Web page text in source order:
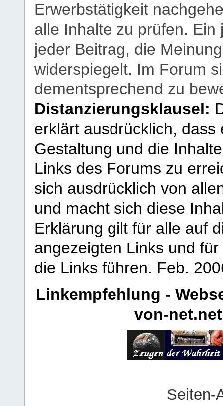
Erwerbstätigkeit
alle Inhalte zu prüfen.
jeder Beitrag, die
widerspiegelt. Im Forum
dementsprechend zu
Distanzierungsklausel:
erklärt ausdrücklich,
Gestaltung und die
Links des Forums zu
sich ausdrücklich von
und macht sich diese
Erklärung gilt für alle auf
angezeigten Links und
die Links führen. Feb.
Linkempfehlung -
von-net.net
Seiten-